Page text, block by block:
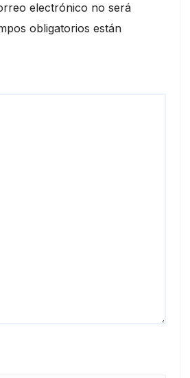
electrónico no será
obligatorios están